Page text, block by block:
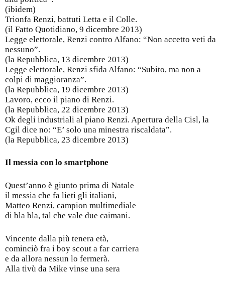
(ibidem)
Trionfa Renzi, battuti Letta e il Colle.
(il Fatto Quotidiano, 9 dicembre 2013)
Legge elettorale, Renzi contro Alfano: “Non accetto veti da
nessuno”.
(la Repubblica, 13 dicembre 2013)
Legge elettorale, Renzi sfida Alfano: “Subito, ma non a
colpi di maggioranza”.
(la Repubblica, 19 dicembre 2013)
Lavoro, ecco il piano di Renzi.
(la Repubblica, 22 dicembre 2013)
Ok degli industriali al piano Renzi. Apertura della Cisl, la
Cgil dice no: “E’ solo una minestra riscaldata”.
(la Repubblica, 23 dicembre 2013)
Il messia con lo smartphone
Quest’anno è giunto prima di Natale
il messia che fa lieti gli italiani,
Matteo Renzi, campion multimediale
di bla bla, tal che vale due caimani.
Vincente dalla più tenera età,
cominciò fra i boy scout a far carriera
e da allora nessun lo fermerà.
Alla tivù da Mike vinse una sera